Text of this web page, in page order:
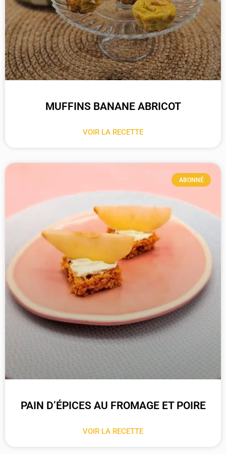
MUFFINS BANANE ABRICOT
VOIR LA RECETTE
ABONNÉ
PAIN D’ÉPICES AU FROMAGE ET POIRE
VOIR LA RECETTE